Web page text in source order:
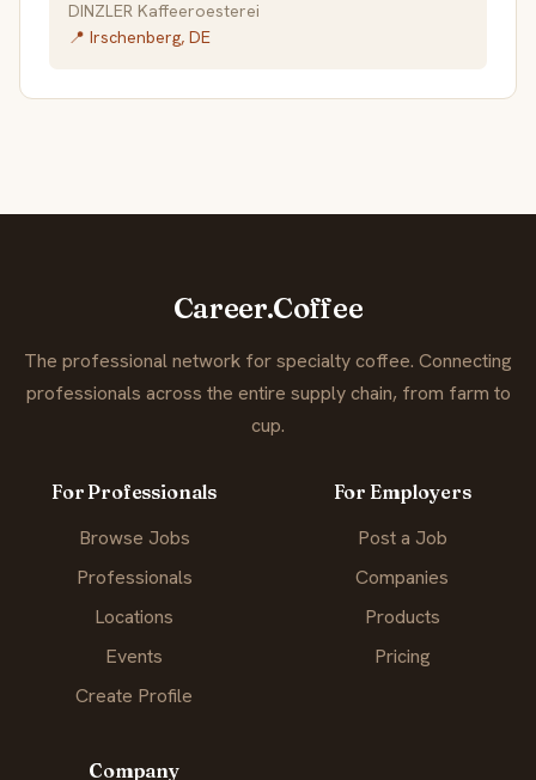
DINZLER Kaffeeroesterei
📍 Irschenberg, DE
Career.Coffee
The professional network for specialty coffee. Connecting
professionals across the entire supply chain, from farm to
cup.
For Professionals
Browse Jobs
Professionals
Locations
Events
Create Profile
For Employers
Post a Job
Companies
Products
Pricing
Company